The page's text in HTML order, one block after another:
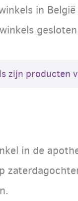
in
zijn producten
in de